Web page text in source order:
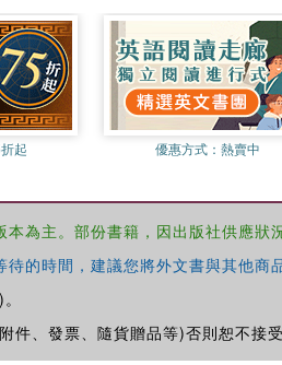
起 優惠方式： 熱賣中
為主。部份書籍，因出版社供應狀
的時間，建議您將外文書與其他商
、發票、隨貨贈品等)否則恕不接受